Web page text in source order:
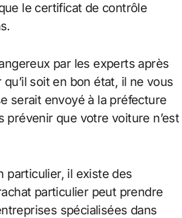
le certificat de contrôle
par les experts après
soit en bon état, il ne vous
serait envoyé à la préfecture
que votre voiture n’est
particulier, il existe des
particulier peut prendre
spécialisées dans